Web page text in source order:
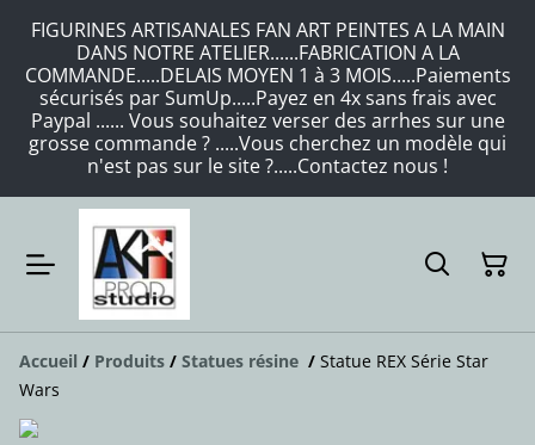
FIGURINES ARTISANALES FAN ART PEINTES A LA MAIN
DANS NOTRE ATELIER......FABRICATION A LA
COMMANDE.....DELAIS MOYEN 1 à 3 MOIS.....Paiements
sécurisés par SumUp.....Payez en 4x sans frais avec
Paypal ...... Vous souhaitez verser des arrhes sur une
grosse commande ? .....Vous cherchez un modèle qui
n'est pas sur le site ?.....Contactez nous !
Accueil / Produits / Statues résine / Statue REX Série Star
Wars